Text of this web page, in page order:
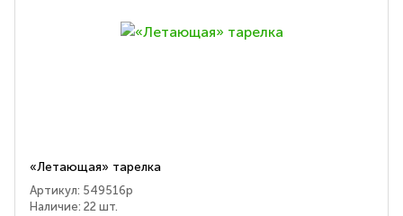
«Летающая» тарелка
Артикул: 549516p
Наличие: 22 шт.